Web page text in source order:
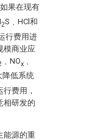
果在现有
2S﹑HCl和
行费用进
模商业应
﹑NOx
降低系统
费用，
相研发的
能源的重